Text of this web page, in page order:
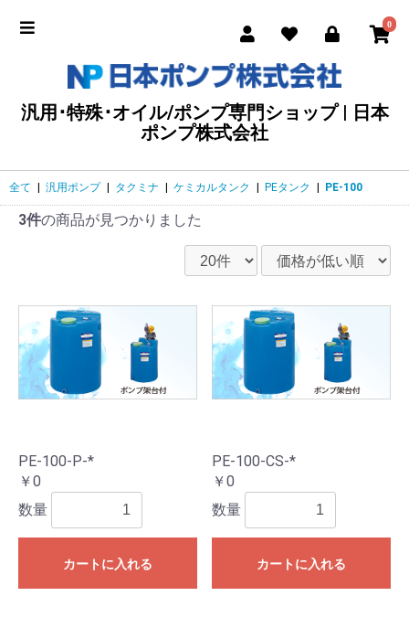
0
汎用･特殊･オイル/ポンプ専門ショップ | 日本
ポンプ株式会社
全て | 汎用ポンプ | タクミナ | ケミカルタンク | PEタンク | PE-100
3件の商品が見つかりました
PE-100-P-*
￥0
数量
カートに入れる
PE-100-CS-*
￥0
数量
カートに入れる